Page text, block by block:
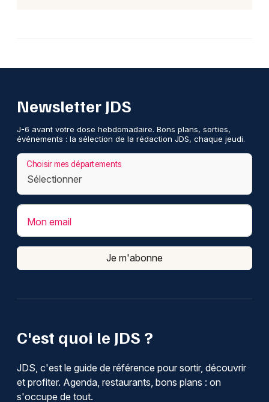
C'est quoi le JDS ?
JDS, c'est le guide de référence pour sortir, découvrir
et profiter. Agenda, restaurants, bons plans : on
s'occupe de tout.
Newsletter JDS
J-6 avant votre dose hebdomadaire. Bons plans, sorties,
événements : la sélection de la rédaction JDS, chaque jeudi.
Choisir mes départements
Mon email
Je m'abonne